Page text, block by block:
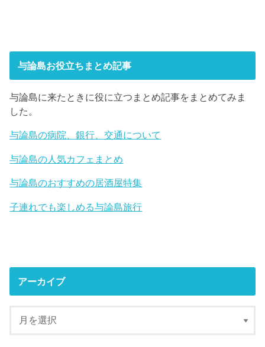
与論島お役立ちまとめ記事
与論島に来たときに役に立つまとめ記事をまとめてみま
した。
与論島の病院、銀行、交通について
与論島の人気カフェまとめ
与論島のおすすめの居酒屋特集
子連れでも楽しめる与論島旅行
アーカイブ